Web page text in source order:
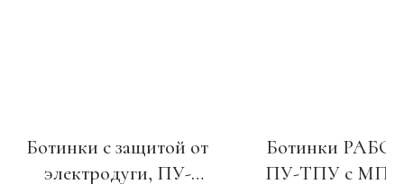
Ботинки с защитой от
электродуги, ПУ-
Ботинки
ПУ-ТПУ с МП